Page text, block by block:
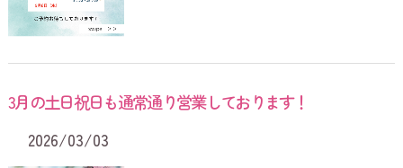
3月の土日祝日も通常通り営業しております！
2026/03/03